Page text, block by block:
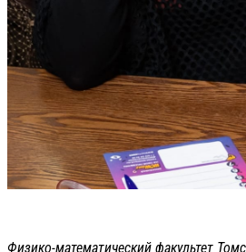
Физико-математический факультет